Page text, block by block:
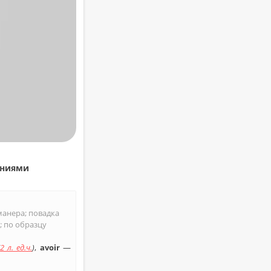
по­вад­ка
по об­раз­цу
2 л. ед.ч.), avoir—